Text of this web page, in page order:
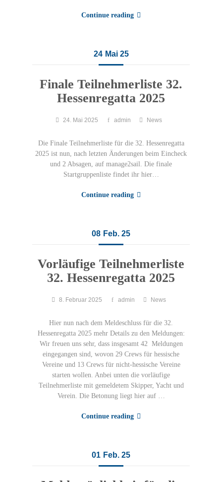
Continue reading
24 Mai 25
Finale Teilnehmerliste 32.
Hessenregatta 2025
24. Mai 2025 admin News
Die Finale Teilnehmerliste für die 32. Hessenregatta
2025 ist nun, nach letzten Änderungen beim Eincheck
und 2 Absagen, auf manage2sail. Die finale
Startgruppenliste findet ihr hier…
Continue reading
08 Feb. 25
Vorläufige Teilnehmerliste
32. Hessenregatta 2025
8. Februar 2025 admin News
Hier nun nach dem Meldeschluss für die 32.
Hessenregatta 2025 mehr Details zu den Meldungen:
Wir freuen uns sehr, dass insgesamt 42 Meldungen
eingegangen sind, wovon 29 Crews für hessische
Vereine und 13 Crews für nicht-hessische Vereine
starten wollen. Anbei unten die vorläufige
Teilnehmerliste mit gemeldetem Skipper, Yacht und
Verein. Die Betonung liegt hier auf …
Continue reading
01 Feb. 25